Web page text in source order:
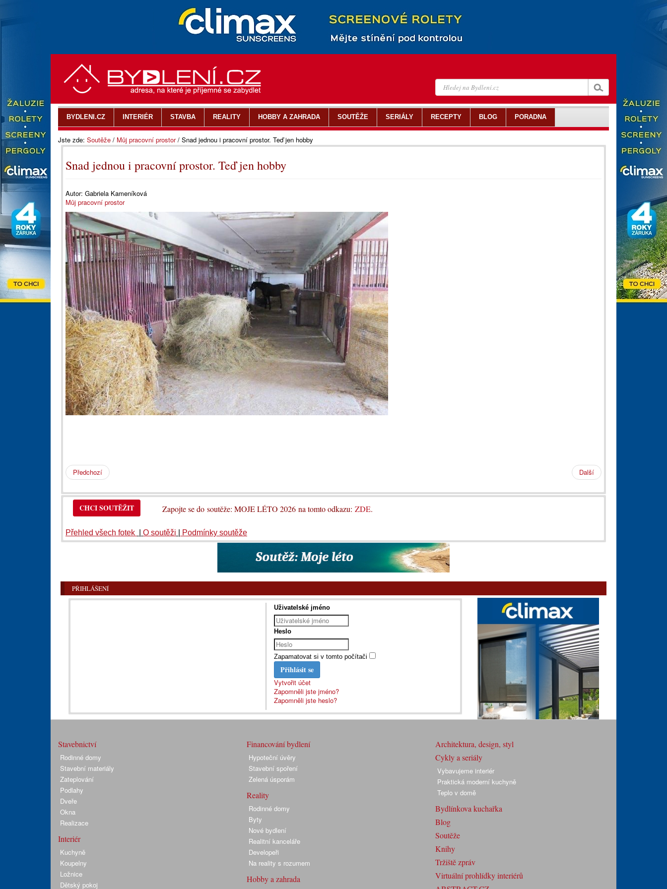
Jste zde: Soutěže / Můj pracovní prostor/ Snad jednou i pracovní prostor. Teď jen hobby
Snad jednou i pracovní prostor. Teď jen hobby
Autor: Gabriela Kameníková
Můj pracovní prostor
Předchozí Další
CHCI SOUTĚŽIT Zapojte se do soutěže: MOJE LÉTO 2026 na tomto odkazu: ZDE.
Přehled všech fotek O soutěži Podmínky soutěže
PŘIHLÁŠENÍ
Uživatelské jméno
Heslo
Zapamatovat si v tomto počítači
Přihlásit se
Vytvořit účet
Zapomněli jste jméno?
Zapomněli jste heslo?
BYDLENI.CZ INTERIÉR STAVBA REALITY HOBBY A ZAHRADA SOUTĚŽE SERIÁLY RECEPTY BLOG PORADNA
Stavebnictví
Rodinné domy
Stavební materiály
Zateplování
Podlahy
Dveře
Okna
Realizace
Interiér
Kuchyně
Koupelny
Ložnice
Dětský pokoj
Financování bydlení
Hypoteční úvěry
Stavební spoření
Zelená úsporám
Reality
Rodinné domy
Byty
Nové bydlení
Realitní kanceláře
Developeři
Na reality s rozumem
Hobby a zahrada
Architektura, design, styl
Cykly a seriály
Vybavujeme interiér
Praktická moderní kuchyně
Teplo v domě
Bydlínkova kuchařka
Blog
Soutěže
Knihy
Tržiště zpráv
Virtuální prohlídky interiérů